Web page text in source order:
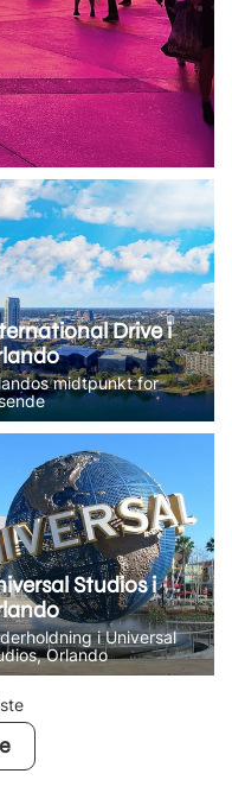
Drive i
midtpunkt for
Studios i
i Universal
Orlando